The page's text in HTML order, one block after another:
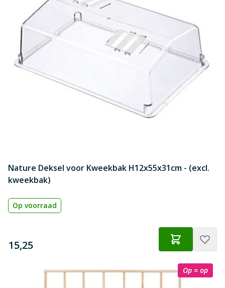
Nature Deksel voor Kweekbak H12x55x31cm - (excl.
kweekbak)
Op voorraad
€
15,25
Op = op